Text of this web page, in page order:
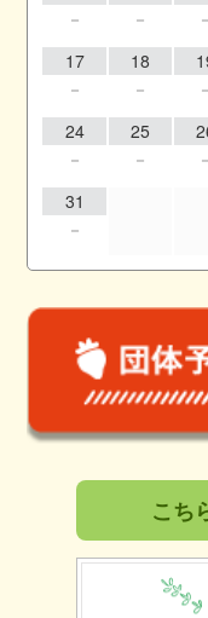
－
－
－
17
－
18
－
－
24
－
25
－
－
31
－
こち